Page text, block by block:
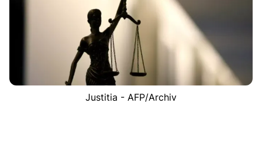
Justitia - AFP/Archiv